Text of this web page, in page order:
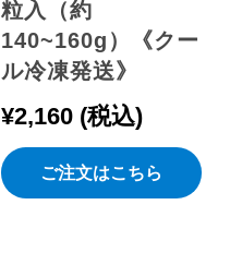
粒入（約
140~160g）《クー
ル冷凍発送》
¥2,160 税込
ご注文はこちら